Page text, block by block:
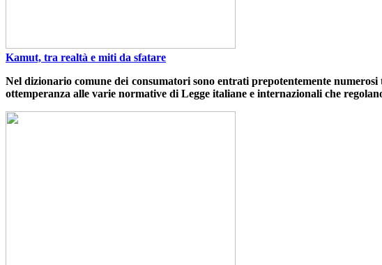
Kamut, tra realtà e miti da sfatare
Nel dizionario comune dei consumatori sono entrati prepotentemente
ottemperanza alle varie normative di Legge italiane e internazionali che